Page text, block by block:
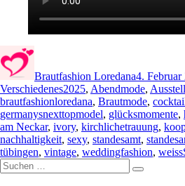
Brautfashion Loredana4. Februar
VerschiedenesSchlagwörter
2025, Abendmode,
brautfashionloredana, Brautmode,
germanysnexttopmodel, glücksmomente,
am Neckar, ivory, kirchlichetrauung,
nachhaltigkeit, sexy, standesamt,
tübingen, vintage, weddingfashion, weiss
Suchen
nach:
Suchen